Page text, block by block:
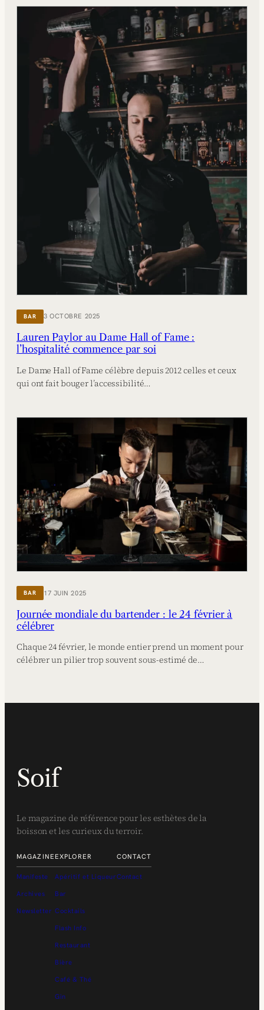
BAR 3 OCTOBRE 2025
Lauren Paylor au Dame Hall of Fame :
l’hospitalité commence par soi
Le Dame Hall of Fame célèbre depuis 2012 celles et ceux
qui ont fait bouger l’accessibilité…
BAR 17 JUIN 2025
Journée mondiale du bartender : le 24 février à
célébrer
Chaque 24 février, le monde entier prend un moment pour
célébrer un pilier trop souvent sous-estimé de…
Soif
Le magazine de référence pour les esthètes de la
boisson et les curieux du terroir.
MAGAZINE
Manifeste
Archives
Newsletter
EXPLORER
Apéritif et Liqueur
Bar
Cocktails
Flash Info
Restaurant
Bière
Café & Thé
Gin
CONTACT
Contact